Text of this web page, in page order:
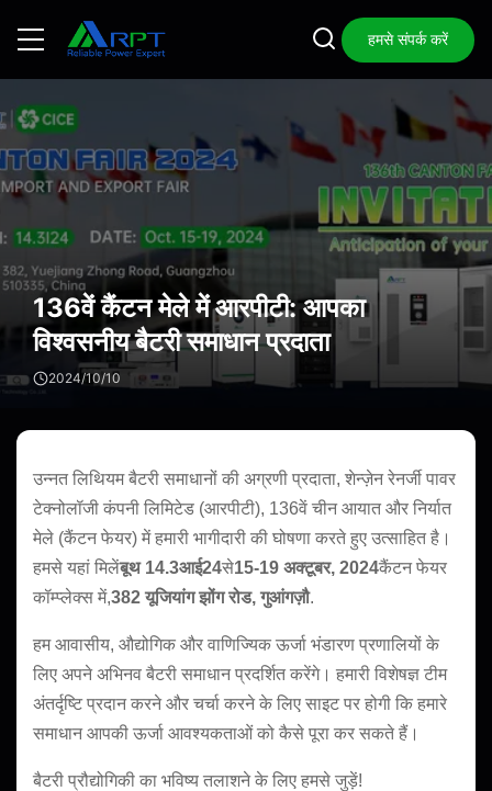
हमसे संपर्क करें
136वें कैंटन मेले में आरपीटी: आपका
विश्वसनीय बैटरी समाधान प्रदाता
2024/10/10
उन्नत लिथियम बैटरी समाधानों की अग्रणी प्रदाता, शेन्ज़ेन रेनर्जी पावर
टेक्नोलॉजी कंपनी लिमिटेड (आरपीटी), 136वें चीन आयात और निर्यात
मेले (कैंटन फेयर) में हमारी भागीदारी की घोषणा करते हुए उत्साहित है।
हमसे यहां मिलेंबूथ 14.3आई24से15-19 अक्टूबर, 2024कैंटन फेयर
कॉम्प्लेक्स में,382 यूजियांग झोंग रोड, गुआंगज़ौ.
हम आवासीय, औद्योगिक और वाणिज्यिक ऊर्जा भंडारण प्रणालियों के
लिए अपने अभिनव बैटरी समाधान प्रदर्शित करेंगे। हमारी विशेषज्ञ टीम
अंतर्दृष्टि प्रदान करने और चर्चा करने के लिए साइट पर होगी कि हमारे
समाधान आपकी ऊर्जा आवश्यकताओं को कैसे पूरा कर सकते हैं।
बैटरी प्रौद्योगिकी का भविष्य तलाशने के लिए हमसे जुड़ें!